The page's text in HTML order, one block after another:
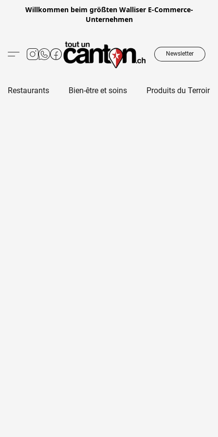
Willkommen beim größten Walliser E-Commerce-
Unternehmen
Newsletter
Restaurants Bien-être et soins Produits du Terroir